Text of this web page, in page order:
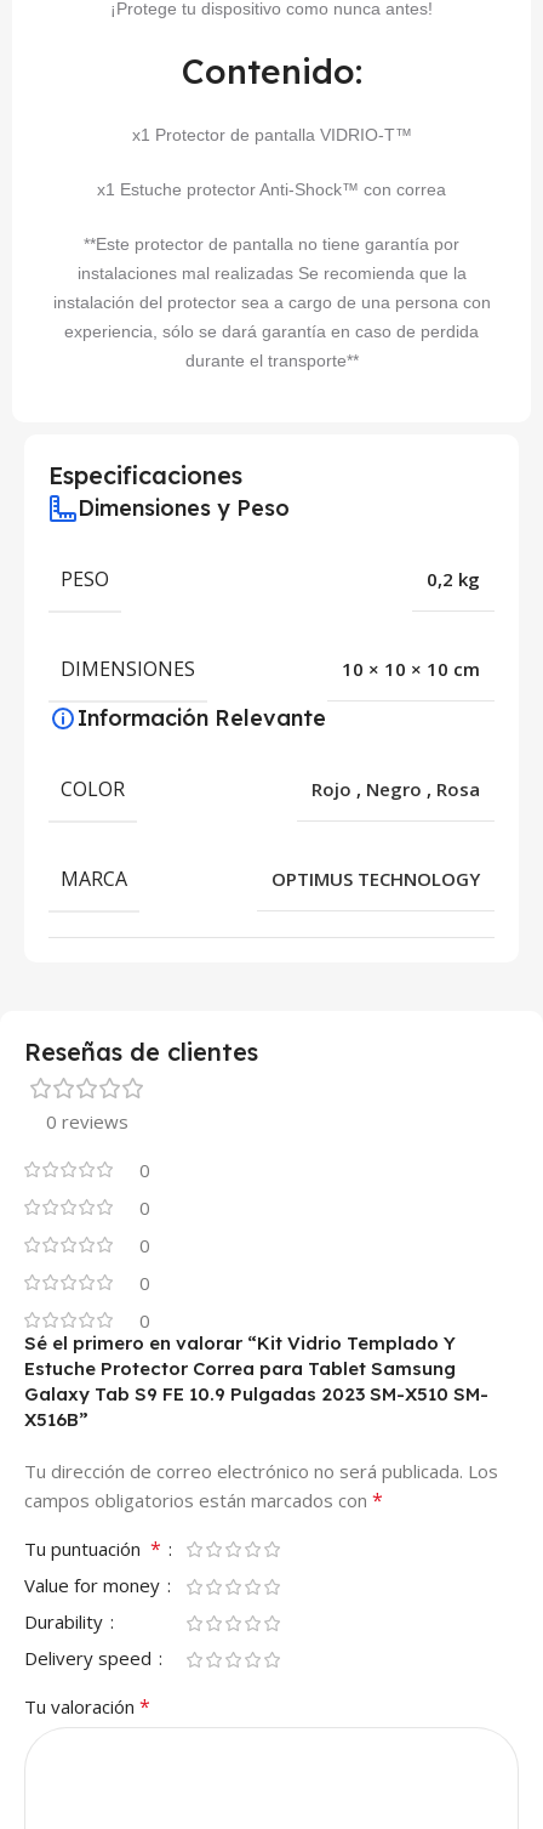
¡Protege tu dispositivo como nunca antes!
Contenido:
x1 Protector de pantalla VIDRIO-T™
x1 Estuche protector Anti-Shock™ con correa
**Este protector de pantalla no tiene garantía por
instalaciones mal realizadas Se recomienda que la
instalación del protector sea a cargo de una persona con
experiencia, sólo se dará garantía en caso de perdida
durante el transporte**
Especificaciones
Dimensiones y Peso
PESO 0,2 kg
DIMENSIONES 10 × 10 × 10 cm
Información Relevante
COLOR Rojo , Negro , Rosa
MARCA OPTIMUS TECHNOLOGY
Reseñas de clientes
0 reviews
0
0
0
0
0
Sé el primero en valorar “Kit Vidrio Templado Y
Estuche Protector Correa para Tablet Samsung
Galaxy Tab S9 FE 10.9 Pulgadas 2023 SM-X510 SM-
X516B”
Tu dirección de correo electrónico no será publicada. Los
campos obligatorios están marcados con *
Tu puntuación *
Value for money
Durability
Delivery speed
Tu valoración *